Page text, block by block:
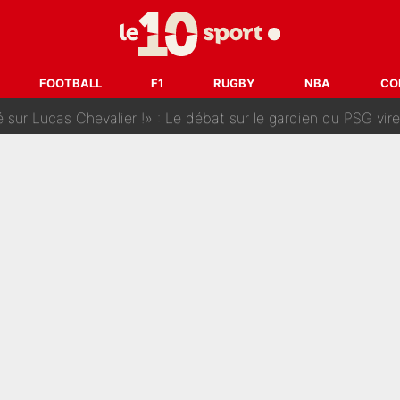
FOOTBALL F1 RUGBY NBA
les inséparables Kylian Mbappé et Achraf Hakimi
ses vacances, la star du XV de France a perdu sa
ça...» : Kylian Mbappé raconte sa première rencontre avec
Benatia s'est battu pendant six mois pour le retenir à l'OM, le PSG a